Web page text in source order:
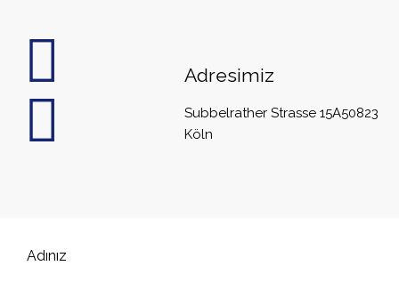
Adresimiz
Subbelrather Strasse 15A50823
Köln
Adınız